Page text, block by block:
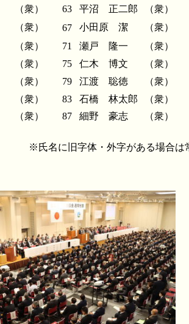
（衆） 63 平沼 正二郎 （衆）
（衆） 67 小田原 潔 （衆）
（衆） 71 瀬戸 隆一 （衆）
（衆） 75 仁木 博文 （衆）
（衆） 79 江渡 聡徳 （衆）
（衆） 83 石橋 林太郎 （衆）
（衆） 87 細野 豪志 （衆）
※氏名に旧字体・外字がある場合は